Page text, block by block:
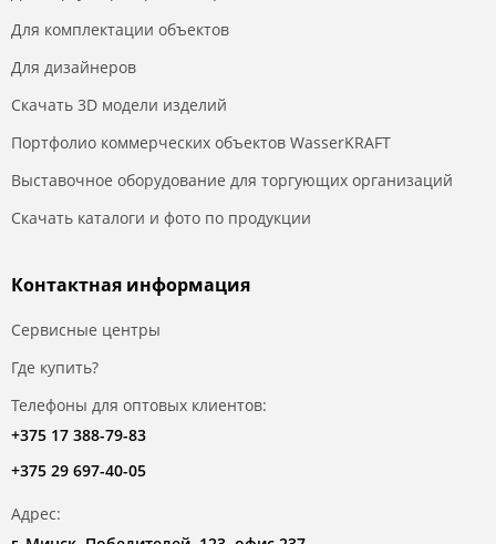
Для комплектации объектов
Для дизайнеров
Скачать 3D модели изделий
Портфолио коммерческих объектов WasserKRAFT
Выставочное оборудование для торгующих организаций
Скачать каталоги и фото по продукции
Контактная информация
Сервисные центры
Где купить?
Телефоны для оптовых клиентов:
+375 17 388-79-83
+375 29 697-40-05
Адрес: